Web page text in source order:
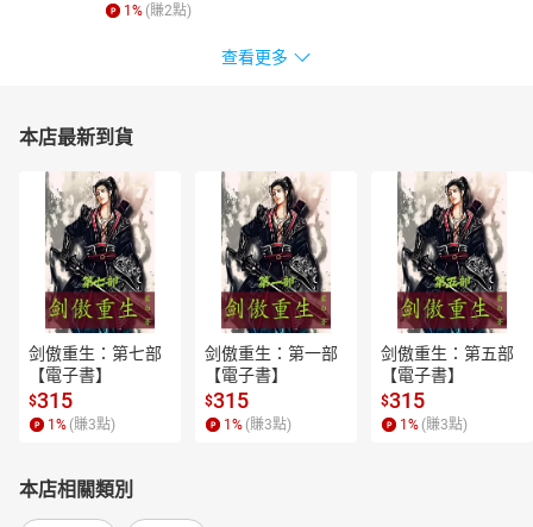
1 % (賺2點)
查看更多
本店最新到貨
剑傲重生：第七部
【電子書】
$315
1 % (賺3點)
剑傲重生：第一部
【電子書】
$315
1 % (賺3點)
剑傲重生：第五部
【電子書】
$315
1 % (賺3點)
本店相關類別